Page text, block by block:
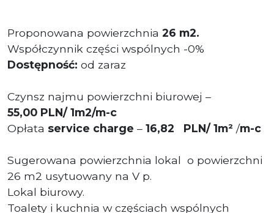
Proponowana powierzchnia 26 m2.
Współczynnik części wspólnych -0%
Dostępność: od zaraz
Czynsz najmu powierzchni biurowej –
55,00 PLN/ 1m2/m-c
Opłata service charge – 16,82 PLN/ 1m² /m-c
Sugerowana powierzchnia lokal o powierzchni
26 m2 usytuowany na V p.
Lokal biurowy.
Toalety i kuchnia w częściach wspólnych